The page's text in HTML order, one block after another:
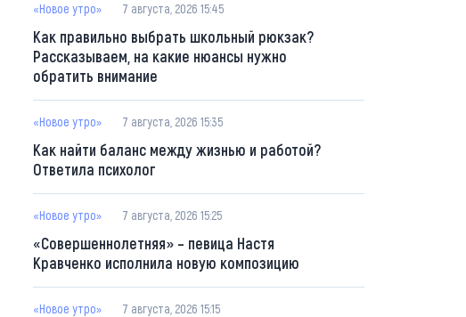
«Новое утро» 7 августа, 2026 15:45
Как правильно выбрать школьный рюкзак?
Рассказываем, на какие нюансы нужно
обратить внимание
«Новое утро» 7 августа, 2026 15:35
Как найти баланс между жизнью и работой?
Ответила психолог
«Новое утро» 7 августа, 2026 15:25
«Совершеннолетняя» – певица Настя
Кравченко исполнила новую композицию
«Новое утро» 7 августа, 2026 15:15